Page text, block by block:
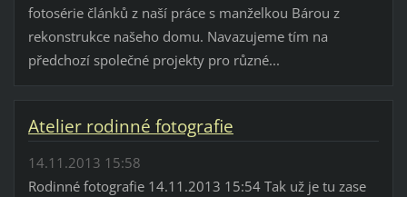
fotosérie článků z naší práce s manželkou Bárou z
rekonstrukce našeho domu. Navazujeme tím na
předchozí společné projekty pro různé...
Atelier rodinné fotografie
14.11.2013 15:58
Rodinné fotografie 14.11.2013 15:54 Tak už je tu zase